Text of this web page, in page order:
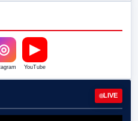
▶
YouTube
LIVE